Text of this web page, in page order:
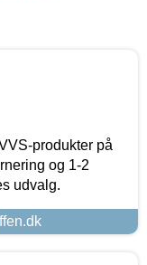
produkter på
og 1-2
udvalg.